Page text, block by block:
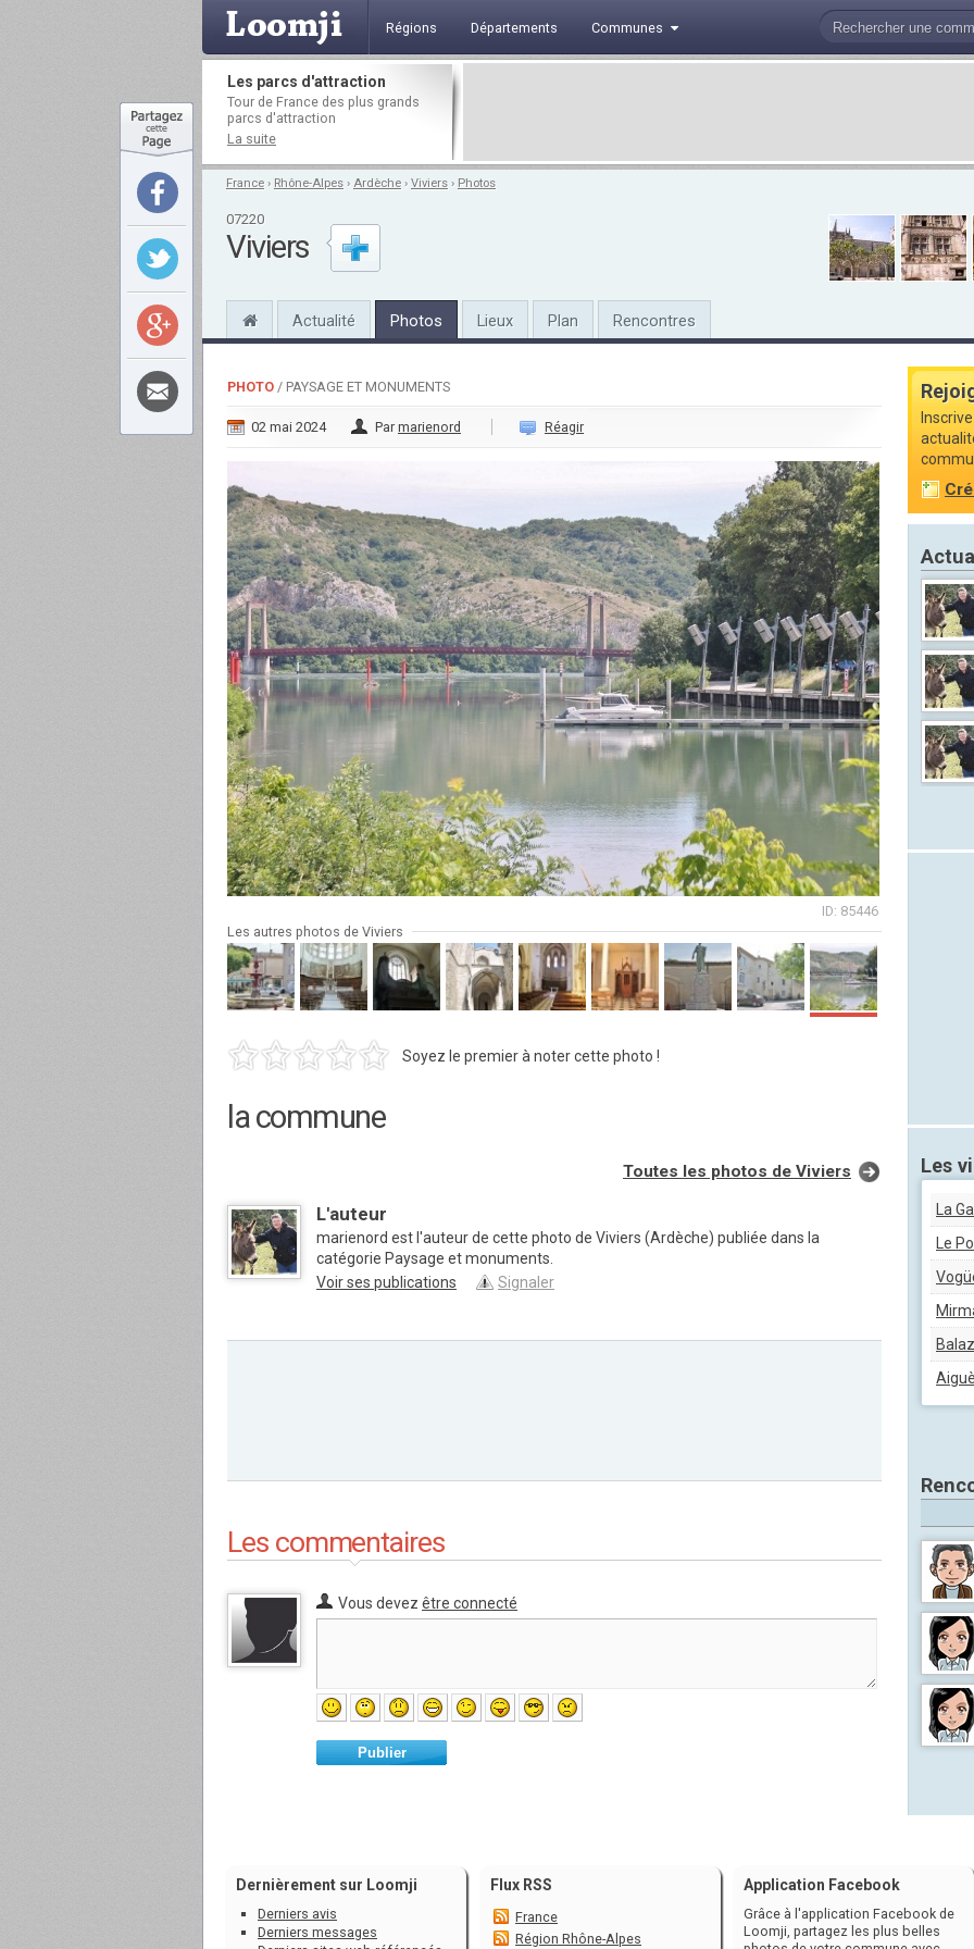
Régions Départements Communes
Les parcs d'attraction
Tour de France des plus grands
parcs d'attraction
La suite
France › Rhône-Alpes › Ardèche › Viviers › Photos
07220
Viviers
Actualité Photos Lieux Plan Rencontres
PHOTO / PAYSAGE ET MONUMENTS
02 mai 2024 Par marienord Réagir
ID: 85446
Les autres photos de Viviers
Soyez le premier à noter cette photo !
la commune
Toutes les photos de Viviers
L'auteur
marienord est l'auteur de cette photo de Viviers (Ardèche) publiée dans la
catégorie Paysage et monuments.
Voir ses publications
Signaler
Les commentaires
Vous devez être connecté
Publier
Les
La
Le
Dernièrement sur Loomji
Derniers avis
Derniers messages
Flux RSS
France
Région Rhône-Alpes
Application Facebook
Grâce à l'application Facebook de
Loomji, partagez les plus belles